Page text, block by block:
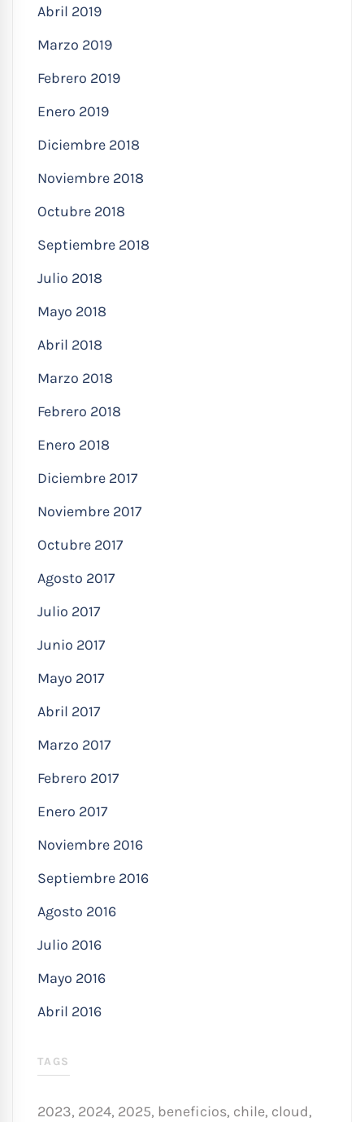
Abril 2019
Marzo 2019
Febrero 2019
Enero 2019
Diciembre 2018
Noviembre 2018
Octubre 2018
Septiembre 2018
Julio 2018
Mayo 2018
Abril 2018
Marzo 2018
Febrero 2018
Enero 2018
Diciembre 2017
Noviembre 2017
Octubre 2017
Agosto 2017
Julio 2017
Junio 2017
Mayo 2017
Abril 2017
Marzo 2017
Febrero 2017
Enero 2017
Noviembre 2016
Septiembre 2016
Agosto 2016
Julio 2016
Mayo 2016
Abril 2016
TAGS
2023, 2024, 2025, beneficios, chile, cloud,